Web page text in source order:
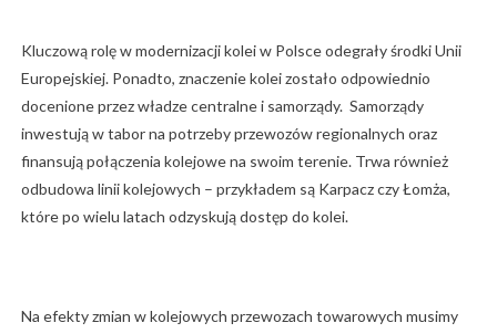
Kluczową rolę w modernizacji kolei w Polsce odegrały środki Unii
Europejskiej. Ponadto, znaczenie kolei zostało odpowiednio
docenione przez władze centralne i samorządy. Samorządy
inwestują w tabor na potrzeby przewozów regionalnych oraz
finansują połączenia kolejowe na swoim terenie. Trwa również
odbudowa linii kolejowych – przykładem są Karpacz czy Łomża,
które po wielu latach odzyskują dostęp do kolei.
Na efekty zmian w kolejowych przewozach towarowych musimy